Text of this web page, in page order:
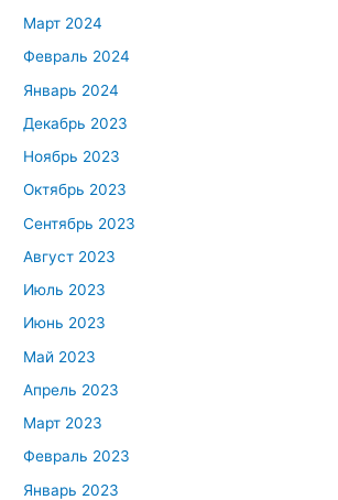
Март 2024
Февраль 2024
Январь 2024
Декабрь 2023
Ноябрь 2023
Октябрь 2023
Сентябрь 2023
Август 2023
Июль 2023
Июнь 2023
Май 2023
Апрель 2023
Март 2023
Февраль 2023
Январь 2023